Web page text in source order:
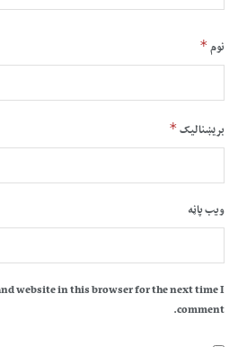
نوم*
بریښنالیک*
ویب پاڼه
website in this browser for the next time I
comment.